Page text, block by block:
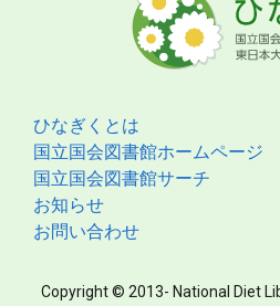
ひなぎくとは
国立国会図書館ホームページ
国立国会図書館サーチ
お知らせ
お問い合わせ
Copyright © 2013- National Diet